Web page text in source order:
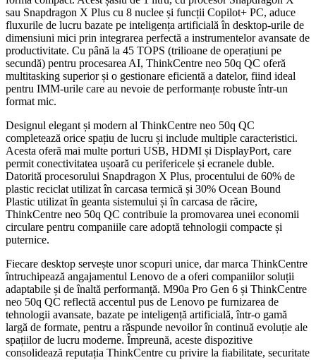
sau Snapdragon X Plus cu 8 nuclee și funcții Copilot+ PC, aduce
fluxurile de lucru bazate pe inteligența artificială în desktop-urile de
dimensiuni mici prin integrarea perfectă a instrumentelor avansate de
productivitate. Cu până la 45 TOPS (trilioane de operațiuni pe
secundă) pentru procesarea AI, ThinkCentre neo 50q QC oferă
multitasking superior și o gestionare eficientă a datelor, fiind ideal
pentru IMM-urile care au nevoie de performanțe robuste într-un
format mic.
Designul elegant și modern al ThinkCentre neo 50q QC
completează orice spațiu de lucru și include multiple caracteristici.
Acesta oferă mai multe porturi USB, HDMI și DisplayPort, care
permit conectivitatea ușoară cu perifericele și ecranele duble.
Datorită procesorului Snapdragon X Plus, procentului de 60% de
plastic reciclat utilizat în carcasa termică și 30% Ocean Bound
Plastic utilizat în geanta sistemului și în carcasa de răcire,
ThinkCentre neo 50q QC contribuie la promovarea unei economii
circulare pentru companiile care adoptă tehnologii compacte și
puternice.
Fiecare desktop servește unor scopuri unice, dar marca ThinkCentre
întruchipează angajamentul Lenovo de a oferi companiilor soluții
adaptabile și de înaltă performanță. M90a Pro Gen 6 și ThinkCentre
neo 50q QC reflectă accentul pus de Lenovo pe furnizarea de
tehnologii avansate, bazate pe inteligență artificială, într-o gamă
largă de formate, pentru a răspunde nevoilor în continuă evoluție ale
spațiilor de lucru moderne. Împreună, aceste dispozitive
consolidează reputația ThinkCentre cu privire la fiabilitate, securitate